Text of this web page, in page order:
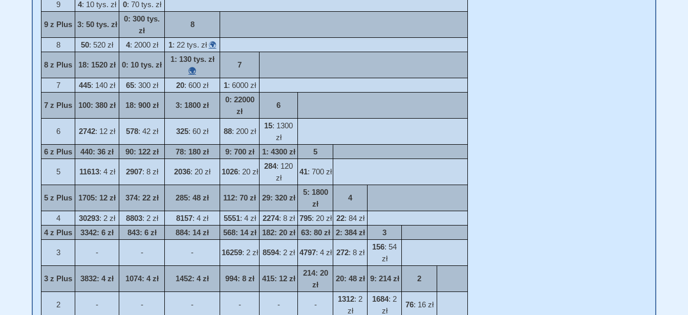
9 4: 10 tys. zł 0: 70 tys. zł
9 z Plus 3: 50 tys. zł
0: 300 tys.
zł
8
8 50: 520 zł 4: 2000 zł 1: 22 tys. zł🌍
8 z Plus 18: 1520 zł 0: 10 tys. zł
1: 130 tys. zł
🌍
7
7 445: 140 zł 65: 300 zł 20: 600 zł 1: 6000 zł
7 z Plus 100: 380 zł 18: 900 zł 3: 1800 zł
0: 22000
zł
6
6 2742: 12 zł 578: 42 zł 325: 60 zł 88: 200 zł
15: 1300
zł
6 z Plus
440: 36 zł 90: 122 zł 78: 180 zł 9: 700 zł 1: 4300 zł 5
5 11613: 4 zł 2907: 8 zł 2036: 20 zł 1026: 20 zł
284: 120
zł
41: 700 zł
5 z Plus 1705: 12 zł 374: 22 zł 285: 48 zł 112: 70 zł 29: 320 zł
5: 1800
zł
4
4 30293: 2 zł 8803: 2 zł 8157: 4 zł 5551: 4 zł 2274: 8 zł 795: 20 zł 22: 84 zł
4 z Plus
3342: 6 zł 843: 6 zł 884: 14 zł 568: 14 zł 182: 20 zł 63: 80 zł 2: 384 zł 3
3 - - - 16259: 2 zł 8594: 2 zł 4797: 4 zł 272: 8 zł
156: 54
zł
3 z Plus 3832: 4 zł 1074: 4 zł 1452: 4 zł 994: 8 zł 415: 12 zł
214: 20
zł
20: 48 zł 9: 214 zł 2
2 - - - - - -
1312: 2
zł
1684: 2
zł
76: 16 zł